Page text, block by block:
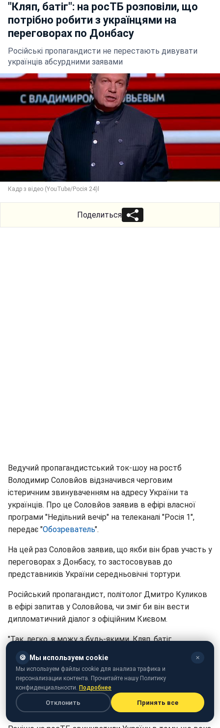
"Кляп, батіг": на росТБ розповіли, що
потрібно робити з українцями на
переговорах по Донбасу
Російські пропагандисти не перестають дивувати
українців абсурдними заявами
Кадр з відео (YouTube/Росія 24)l
Поделиться
Ведучий пропагандистський ток-шоу на ростб
Володимир Соловйов відзначився черговим
істеричним звинуваченням на адресу України та
українців. Про це Соловйов заявив в ефірі власної
програми "Недільний вечір" на телеканалі "Росія 1",
передає "Обозреватель".
На цей раз Соловйов заявив, що якби він брав участь у
переговорах з Донбасу, то застосовував до
представників України середньовічні тортури.
Російський пропагандист, політолог Дмитро Куликов
в ефірі запитав у Соловйова, чи зміг би він вести
дипломатичний діалог з офіційним Києвом.
"Так, легко, я можу з будь-якими. Кляп, батіг,
Куликов назвав це загрозливе пропозицію "методой
переговорів імені Соловйова", яка не вимагає
оскарження. Ведучий, у свою чергу, додав, що нібито
просто слідує традиціям інквізиції.
🍪 Мы используем cookie ✕
Мы используем файлы cookie для анализа трафика и
персонализации контента. Прочитайте нашу Политику
конфиденциальности. Подробнее
Отклонить Принять все